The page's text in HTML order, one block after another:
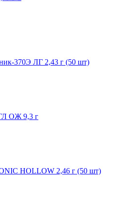
370Э ЛГ 2,43 г (50 шт)
ОЖ 9,3 г
HOLLOW 2,46 г (50 шт)